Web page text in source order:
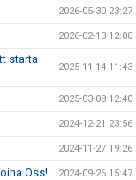
2026-05-30 23:27
2026-02-13 12:00
starta
2025-11-14 11:43
2025-03-08 12:40
2024-12-21 23:56
2024-11-27 19:26
Oss! 2024-09-26 15:47